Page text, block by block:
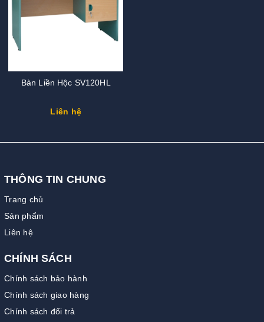
Bàn Liền Hộc SV120HL
Liên hệ
THÔNG TIN CHUNG
Trang chủ
Sản phẩm
Liên hệ
CHÍNH SÁCH
Chính sách bảo hành
Chính sách giao hàng
Chính sách đổi trả